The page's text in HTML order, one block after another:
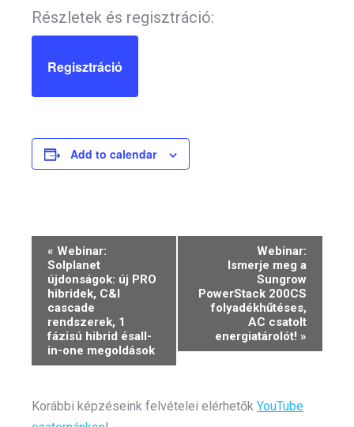
Részletek és regisztráció:
Regisztráció
Add to calendar
Event
Navigation
« Webinar:
Solplanet
újdonságok: új PRO
hibridek, C&I
cascade
rendszerek, 1
fázisú hibrid ésall-
in-one megoldások
Webinar:
Ismerje meg a
Sungrow
PowerStack 200CS
folyadékhűtéses,
AC csatolt
energiatárolót! »
Korábbi képzéseink felvételei elérhetők YouTube